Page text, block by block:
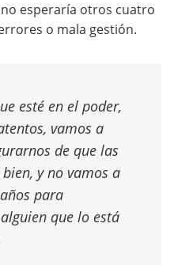
esperaría otros cuatro
o mala gestión.
esté en el poder,
vamos a
de que las
y no vamos a
para
que lo está